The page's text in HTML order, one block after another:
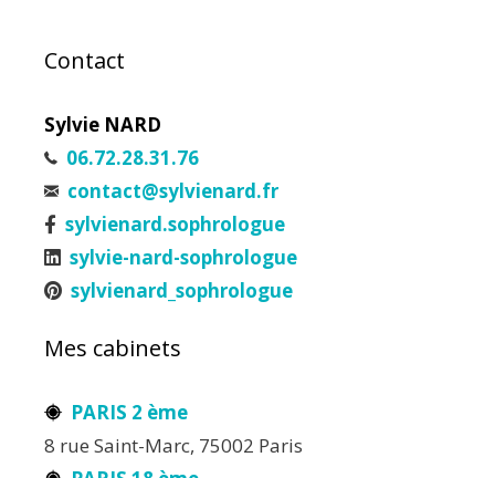
Contact
Sylvie NARD
06.72.28.31.76
contact@sylvienard.fr
sylvienard.sophrologue
sylvie-nard-sophrologue
sylvienard_sophrologue
Mes cabinets
PARIS 2 ème
8 rue Saint-Marc, 75002 Paris